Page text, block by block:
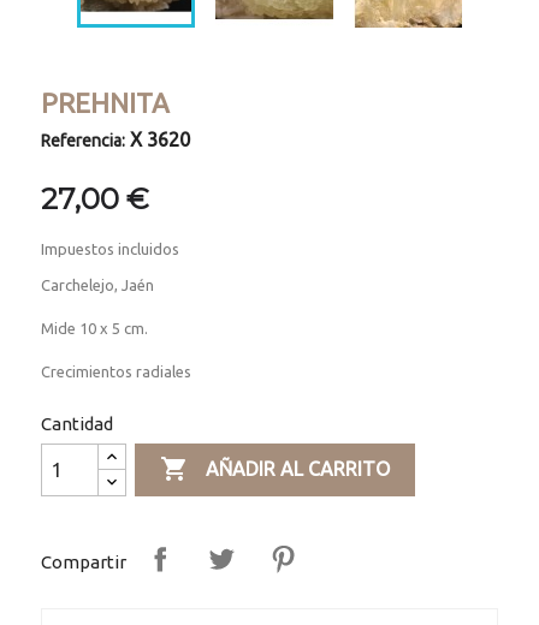
PREHNITA
Referencia: X 3620
27,00 €
Impuestos incluidos
Carchelejo, Jaén
Mide 10 x 5 cm.
Crecimientos radiales
Cantidad
 AÑADIR AL CARRITO
Compartir